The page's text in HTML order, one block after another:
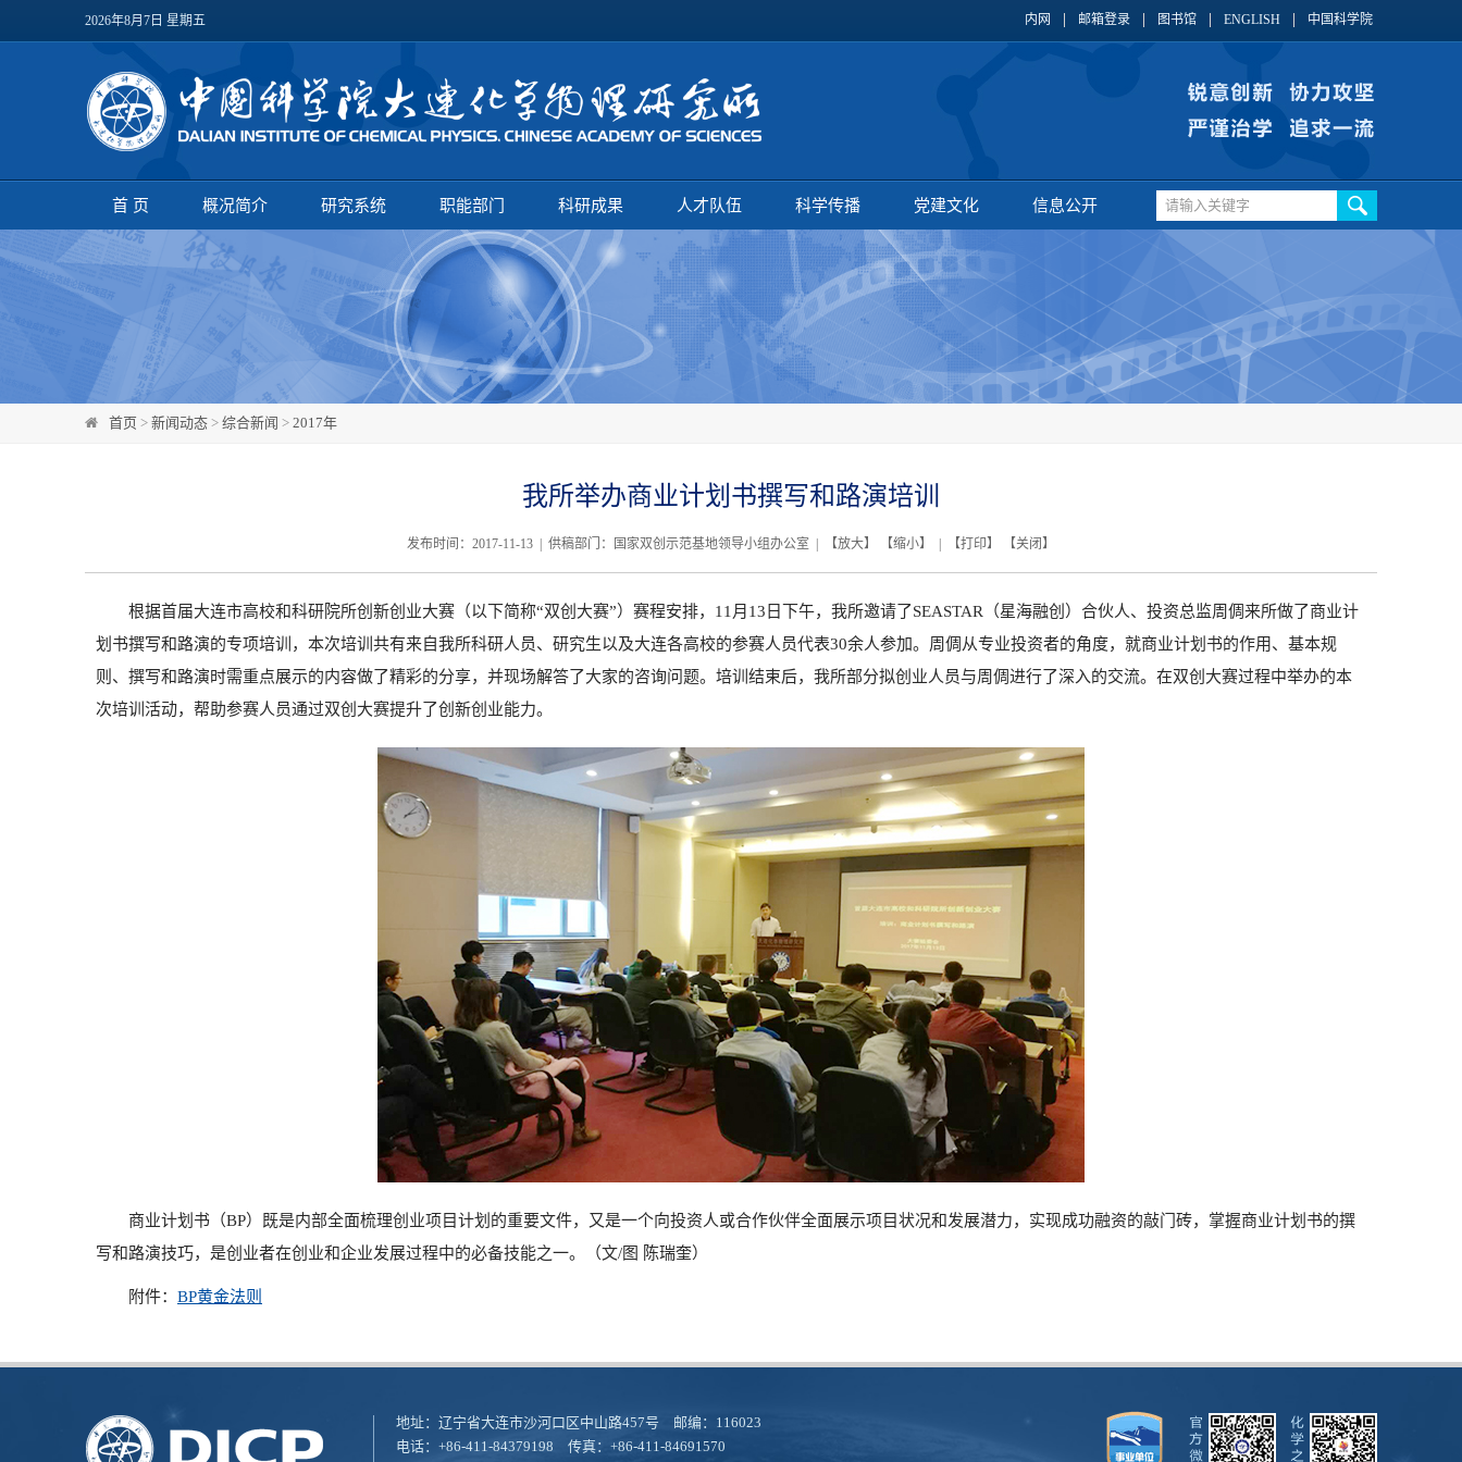
2026年8月7日 星期五 内网 邮箱登录 图书馆 ENGLISH 中国科学院
首 页 概况简介 研究系统 职能部门 科研成果 人才队伍 科学传播 党建文化 信息公开
首页 > 新闻动态 > 综合新闻 > 2017年
我所举办商业计划书撰写和路演培训
发布时间：2017-11-13 | 供稿部门：国家双创示范基地领导小组办公室 | 【放大】 【缩小】 | 【打印】 【关闭 】
根据首届大连市高校和科研院所创新创业大赛（以下简称“双创大赛”）赛程安排， 11 月 13 日下午，我所邀请了SEASTAR （星海融创）合伙人、投资总监周倜来所做了商业计
划书撰写和路演的专项培训，本次培训共有来自我所科研人员、研究生以及大连各高校的参赛人员代表30余人参加。周倜从专业投资者的角度，就商业计划书的作用、基本规
则、撰写和路演时需重点展示的内容做了精彩的分享，并现场解答了大家的咨询问题。培训结束后，我所部分拟创业人员与周倜进行了深入的交流。在双创大赛过程中举办的本
次培训活动，帮助参赛人员通过双创大赛提升了创新创业能力。
商业计划书（BP）既是内部全面梳理创业项目计划的重要文件，又是一个向投资人或合作伙伴全面展示项目状况和发展潜力，实现成功融资的敲门砖，掌握商业计划书的撰
写和路演技巧，是创业者在创业和企业发展过程中的必备技能之一。（文/图 陈瑞奎）
附件： BP黄金法则
地址：辽宁省大连市沙河口区中山路457号 邮编：116023
电话：+86-411-84379198 传真：+86-411-84691570